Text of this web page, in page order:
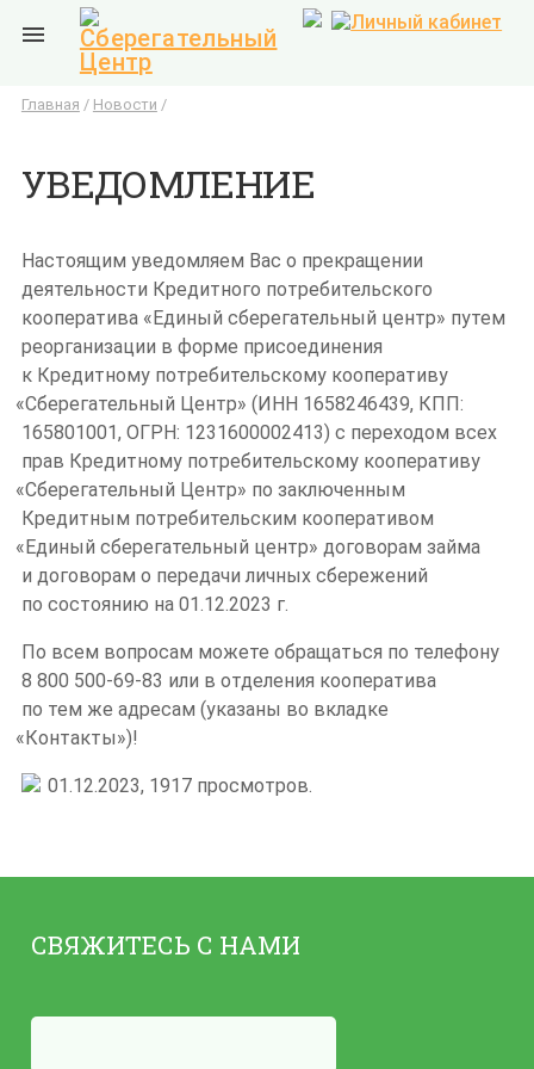

Главная / Новости /
УВЕДОМЛЕНИЕ
Настоящим уведомляем Вас о прекращении
деятельности Кредитного потребительского
кооператива «Единый сберегательный центр» путем
реорганизации в форме присоединения
к Кредитному потребительскому кооперативу
«Сберегательный Центр» (ИНН 1658246439, КПП:
165801001, ОГРН: 1231600002413) с переходом всех
прав Кредитному потребительскому кооперативу
«Сберегательный Центр» по заключенным
Кредитным потребительским кооперативом
«Единый сберегательный центр» договорам займа
и договорам о передачи личных сбережений
по состоянию на 01.12.2023 г.
По всем вопросам можете обращаться по телефону
8 800 500-69-83 или в отделения кооператива
по тем же адресам (указаны во вкладке
«Контакты»)!
01.12.2023, 1917 просмотров.
СВЯЖИТЕСЬ С НАМИ